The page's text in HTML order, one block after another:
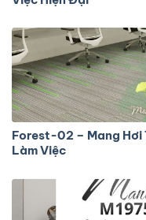
Forest-02 – Mang Hơi
Làm Việc